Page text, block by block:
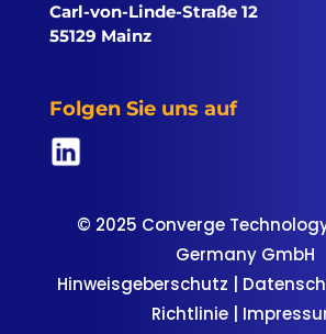
Carl-von-Linde-Straße 12
55129 Mainz
Folgen Sie uns auf
© 2025 Converge
Germany GmbH
Hinweisgeberschutz
Richtlinie|